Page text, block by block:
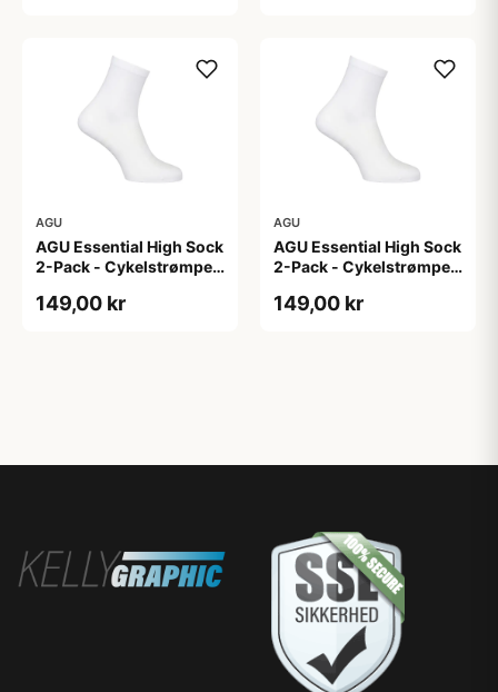
AGU
AGU Essential High Sock
2-Pack - Cykelstrømper
149,00 kr
AGU
AGU Essential High Sock
2-Pack - Cykelstrømper
149,00 kr